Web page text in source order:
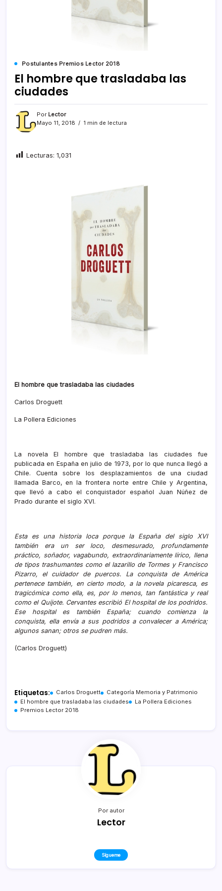
Postulantes Premios Lector 2018
El hombre que trasladaba las
ciudades
Por Lector
Mayo 11, 2018
1 min de lectura
Lecturas: 1,031
El hombre que trasladaba las ciudades
Carlos Droguett
La Pollera Ediciones
La novela El hombre que trasladaba las ciudades fue
publicada en España en julio de 1973, por lo que nunca llegó a
Chile. Cuenta sobre los desplazamientos de una ciudad
llamada Barco, en la frontera norte entre Chile y Argentina,
que llevó a cabo el conquistador español Juan Núñez de
Prado durante el siglo XVI.
Esta es una historia loca porque la España del siglo XVI
también era un ser loco, desmesurado, profundamente
práctico, soñador, vagabundo, extraordinariamente lírico, llena
de tipos trashumantes como el lazarillo de Tormes y Francisco
Pizarro, el cuidador de puercos. La conquista de América
pertenece también, en cierto modo, a la novela picaresca, es
tragicómica como ella, es, por lo menos, tan fantástica y real
como el Quijote. Cervantes escribió El hospital de los podridos.
Ese hospital es también España; cuando comienza la
conquista, ella envía a sus podridos a convalecer a América;
algunos sanan; otros se pudren más.
(Carlos Droguett)
Etiquetas: Carlos Droguett
Categoría Memoria y Patrimonio
El hombre que trasladaba las ciudades
La Pollera Ediciones
Premios Lector 2018
Por autor
Lector
Sígueme